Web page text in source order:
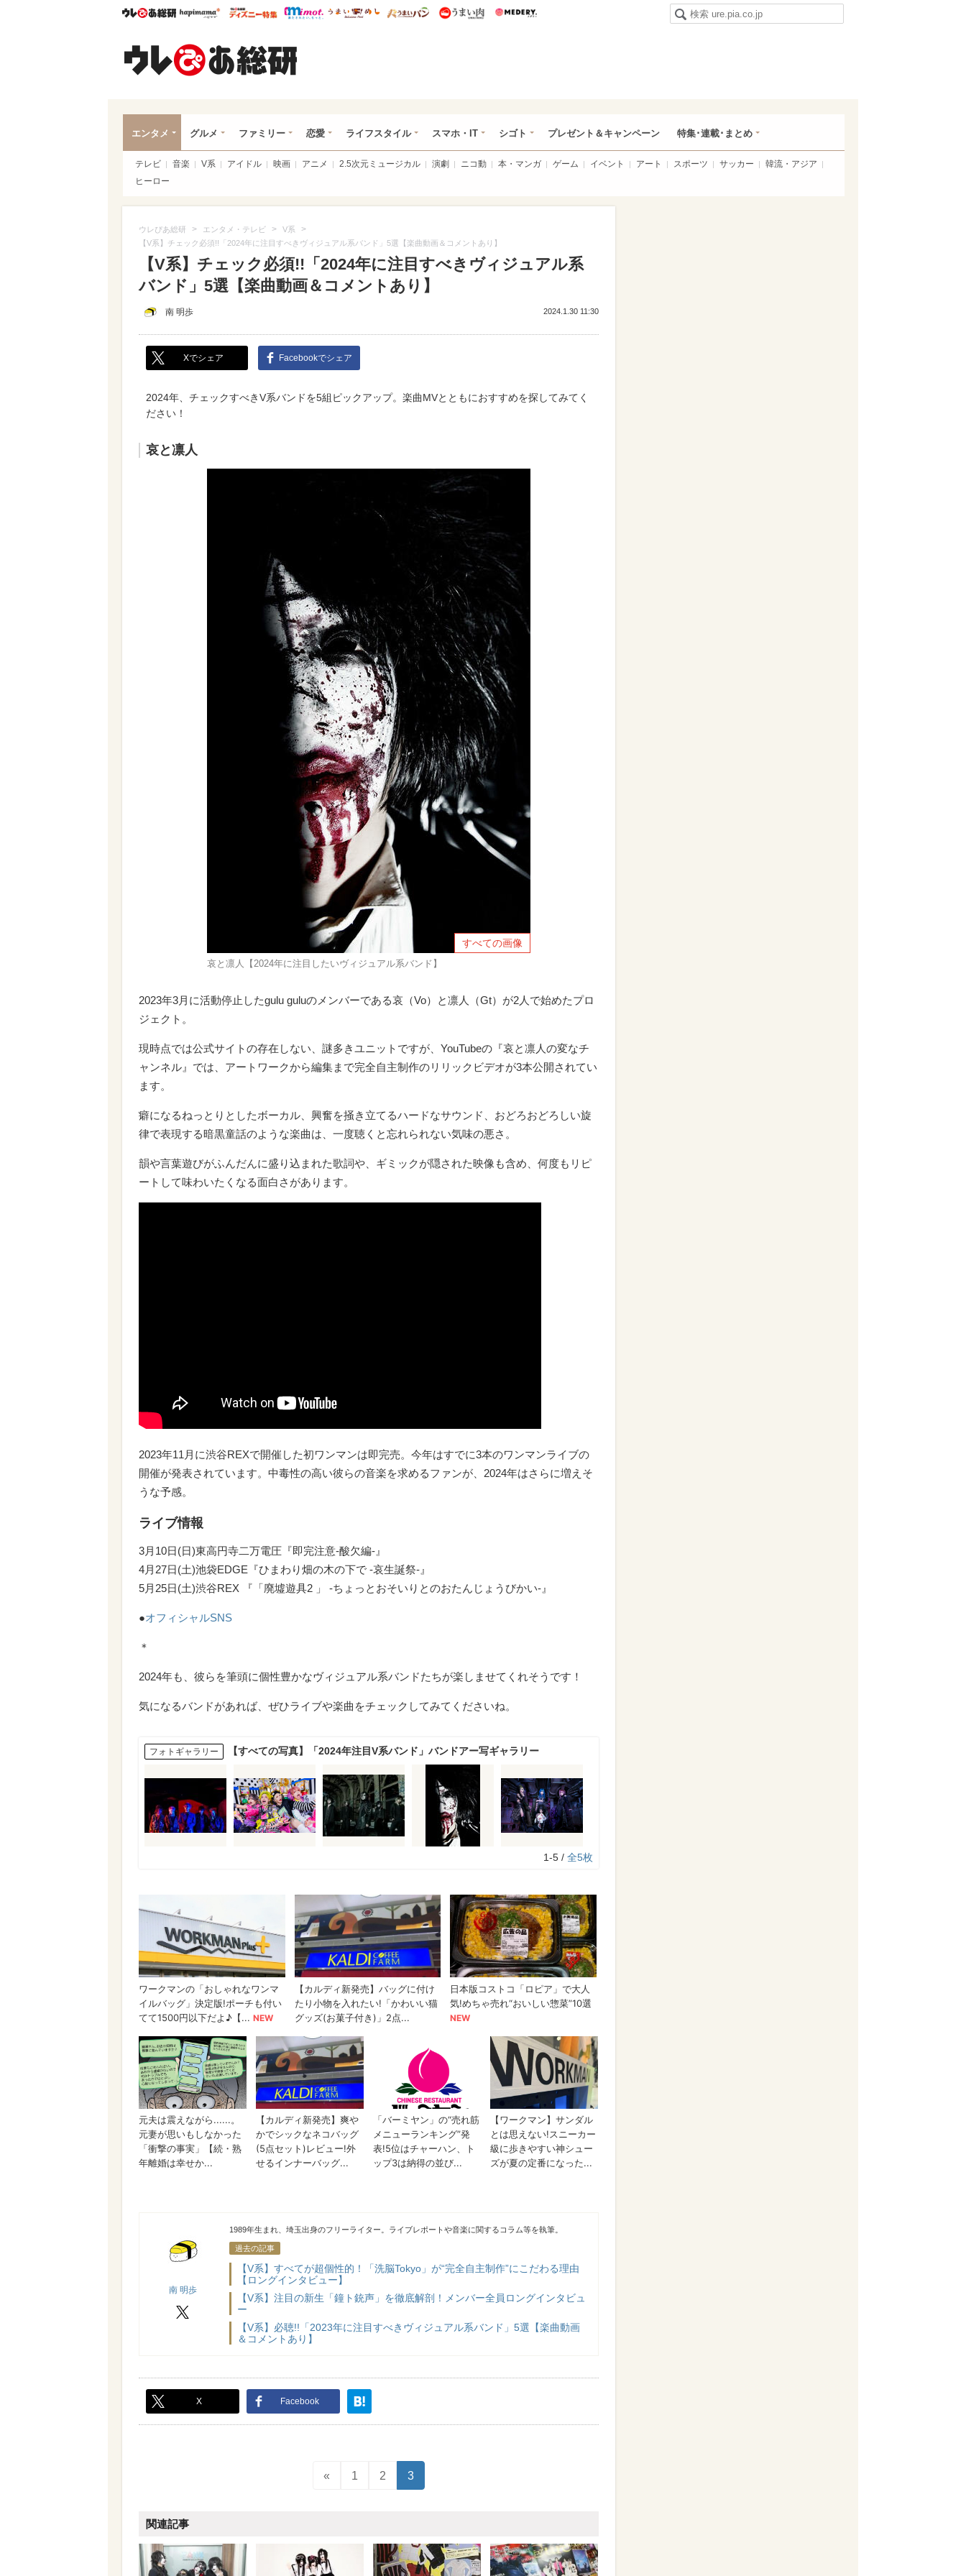
ウレぴあ総研ハピママ* ウレぴあ総研 ディズニー特集
mimot. うまいめし うまいパン うまい肉
エンタメ グルメ ファミリー 恋愛 ライフスタイル スマホ・IT シゴト プレゼント＆キャンペーン 特集･連載･まとめ
テレビ 音楽 V系 アイドル 映画 アニメ 2.5次元ミュージカル 演劇 ニコ動 本・マンガ ゲーム イベント アート スポーツ サッカー
韓流・アジア
ヒーロー
ウレぴあ総研 > エンタメ・テレビ > V系 >
【V系】チェック必須!!「2024年に注目すべきヴィジュアル系バンド」5選【楽曲動画＆コメントあり】
【V系】チェック必須!!「2024年に注目すべきヴィジュアル系
バンド」5選【楽曲動画＆コメントあり】
南 明歩 2024.1.30 11:30
Xでシェア Facebookでシェア
2024年、チェックすべきV系バンドを5組ピックアップ。楽曲MVとともにおすすめを探してみてく
ださい！
哀と凛人
すべての画像
哀と凛人【2024年に注目したいヴィジュアル系バンド】
2023年3月に活動停止したgulu guluのメンバーである哀（Vo）と凛人（Gt）が2人で始めたプロ
ジェクト。
現時点では公式サイトの存在しない、謎多きユニットですが、YouTubeの『哀と凛人の変なチ
ャンネル』では、アートワークから編集まで完全自主制作のリリックビデオが3本公開されてい
ます。
癖になるねっとりとしたボーカル、興奮を掻き立てるハードなサウンド、おどろおどろしい旋
律で表現する暗黒童話のような楽曲は、一度聴くと忘れられない気味の悪さ。
韻や言葉遊びがふんだんに盛り込まれた歌詞や、ギミックが隠された映像も含め、何度もリピ
ートして味わいたくなる面白さがあります。
2023年11月に渋谷REXで開催した初ワンマンは即完売。今年はすでに3本のワンマンライブの
開催が発表されています。中毒性の高い彼らの音楽を求めるファンが、2024年はさらに増えそ
うな予感。
ライブ情報
3月10日(日)東高円寺二万電圧『即完注意-酸欠編-』
4月27日(土)池袋EDGE『ひまわり畑の木の下で -哀生誕祭-』
5月25日(土)渋谷REX 『「廃墟遊具2 」 -ちょっとおそいりとのおたんじょうびかい-』
●オフィシャルSNS
＊
2024年も、彼らを筆頭に個性豊かなヴィジュアル系バンドたちが楽しませてくれそうです！
気になるバンドがあれば、ぜひライブや楽曲をチェックしてみてくださいね。
フォトギャラリー 【すべての写真】「2024年注目V系バンド」バンドアー写ギャラリー
1-5 / 全5枚
南 明歩
南 明歩
1989年生まれ、埼玉出身のフリーライター。ライブレポートや音楽に関するコラム等を執筆。
過去の記事
【V系】すべてが超個性的！「洗脳Tokyo」が“完全自主制作”にこだわる理由
【ロングインタビュー】
【V系】注目の新生「鐘ト銃声」を徹底解剖！メンバー全員ロングインタビュ
ー
【V系】必聴!!「2023年に注目すべきヴィジュアル系バンド」5選【楽曲動画
＆コメントあり】
X Facebook
« 1 2 3
関連記事